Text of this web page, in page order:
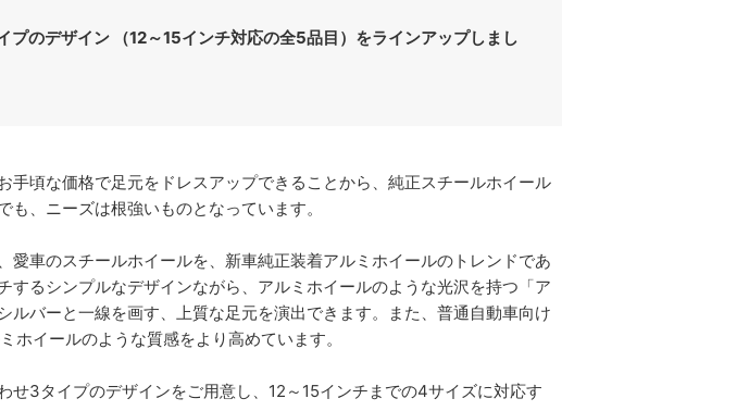
のデザイン （12～15インチ対応の全5品目）をラインアップしまし
頃な価格で足元をドレスアップできることから、純正スチールホイール
、ニーズは根強いものとなっています。
車のスチールホイールを、新車純正装着アルミホイールのトレンドであ
るシンプルなデザインながら、アルミホイールのような光沢を持つ「ア
バーと一線を画す、上質な足元を演出できます。また、普通自動車向け
イールのような質感をより高めています。
3タイプのデザインをご用意し、12～15インチまでの4サイズに対応す